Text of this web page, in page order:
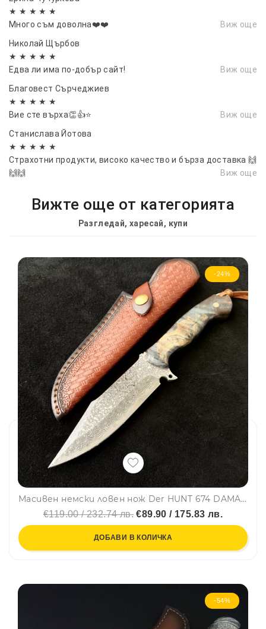
★ ★ ★ ★ ★
Много съм доволна❤️❤️
Виж още
Николай Щърбов
★ ★ ★ ★ ★
Едва ли има по-добър сайт!
Виж още
Благовест Сърчеджиев
★ ★ ★ ★ ★
Вие сте върха👏👍⭐
Виж още
Станислава Йотова
★ ★ ★ ★ ★
Страхотни продукти, високо качество и бърза доставка 🙌
🙌🙌
Виж още
Вижте още от категорията
Разгледай, харесай, купи
-24%
Масивен немски ловен нож Der HUNT 674 DAMASKUS, стомана VG10 67 слоя, дръжка махагон, кожена кания телешки бланк
€119.00 / 232.74 лв. €89.90 / 175.83 лв.
ДОБАВИ В КОЛИЧКА
-54%